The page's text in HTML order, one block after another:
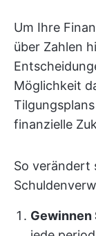
Um Ihre
über Zahlen
Möglichkeit
finanzielle
So verändert
Gewinnen